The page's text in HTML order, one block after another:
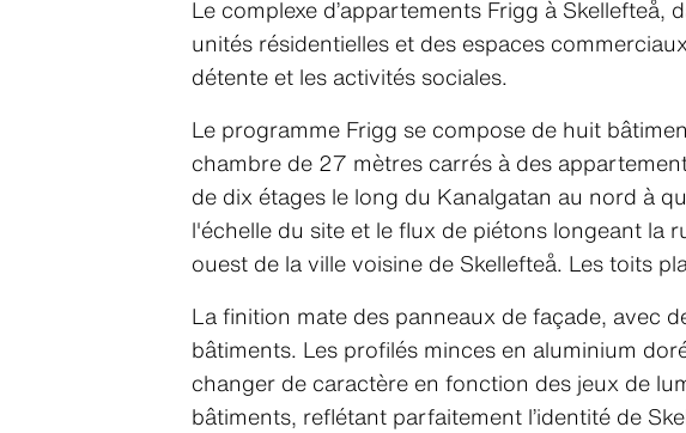
Le complexe d’appartements Frigg à
unités résidentielles et des espaces
détente et les activités sociales.
Le programme Frigg se compose de huit
chambre de 27 mètres carrés à des
de dix étages le long du Kanalgatan au nord à
l'échelle du site et le flux de piétons longeant la
ouest de la ville voisine de Skellefteå. Les toits
La finition mate des panneaux de façade, avec
bâtiments. Les profilés minces en aluminium
changer de caractère en fonction des jeux de
bâtiments, reflétant parfaitement l’identité de